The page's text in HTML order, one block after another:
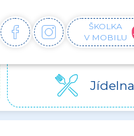
FACEBOOKINSTAGRAM
ŠKOLKA
V MOBILU
Jídelna